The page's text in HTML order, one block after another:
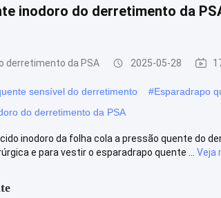
inodoro do derretimento da
derretimento da PSA 2025-05-28
sensível do derretimento #Esparadrapo
do derretimento da PSA
inodoro da folha cola a pressão quente do
e para vestir o esparadrapo quente ...
Veja